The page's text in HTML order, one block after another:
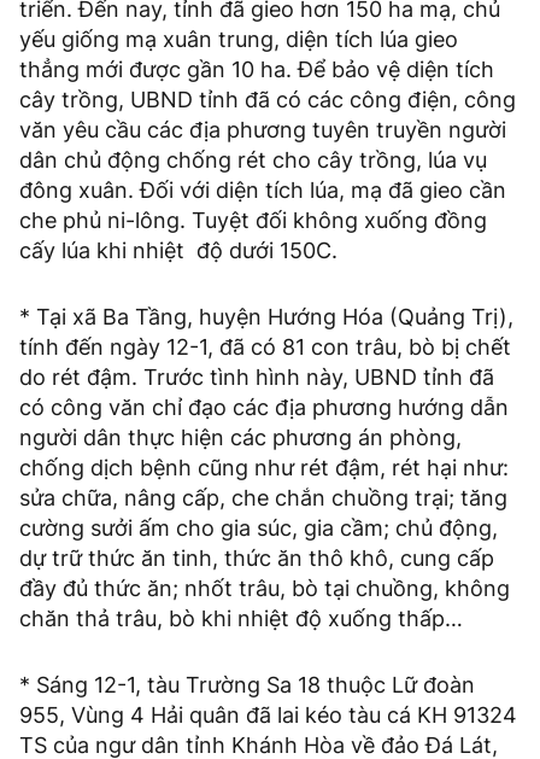
triển. Đến nay, tỉnh đã gieo hơn 150 ha mạ, chủ
yếu giống mạ xuân trung, diện tích lúa gieo
thẳng mới được gần 10 ha. Để bảo vệ diện tích
cây trồng, UBND tỉnh đã có các công điện, công
văn yêu cầu các địa phương tuyên truyền người
dân chủ động chống rét cho cây trồng, lúa vụ
đông xuân. Đối với diện tích lúa, mạ đã gieo cần
che phủ ni-lông. Tuyệt đối không xuống đồng
cấy lúa khi nhiệt độ dưới 150C.
* Tại xã Ba Tầng, huyện Hướng Hóa (Quảng Trị),
tính đến ngày 12-1, đã có 81 con trâu, bò bị chết
do rét đậm. Trước tình hình này, UBND tỉnh đã
có công văn chỉ đạo các địa phương hướng dẫn
người dân thực hiện các phương án phòng,
chống dịch bệnh cũng như rét đậm, rét hại như:
sửa chữa, nâng cấp, che chắn chuồng trại; tăng
cường sưởi ấm cho gia súc, gia cầm; chủ động,
dự trữ thức ăn tinh, thức ăn thô khô, cung cấp
đầy đủ thức ăn; nhốt trâu, bò tại chuồng, không
chăn thả trâu, bò khi nhiệt độ xuống thấp…
* Sáng 12-1, tàu Trường Sa 18 thuộc Lữ đoàn
955, Vùng 4 Hải quân đã lai kéo tàu cá KH 91324
TS của ngư dân tỉnh Khánh Hòa về đảo Đá Lát,